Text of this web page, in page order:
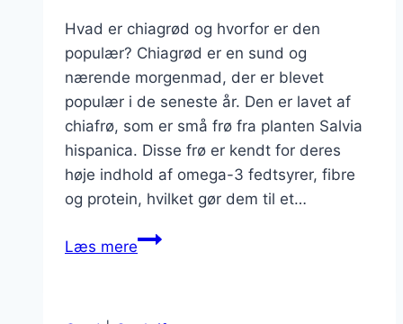
Hvad er chiagrød og hvorfor er den
populær? Chiagrød er en sund og
nærende morgenmad, der er blevet
populær i de seneste år. Den er lavet af
chiafrø, som er små frø fra planten Salvia
hispanica. Disse frø er kendt for deres
høje indhold af omega-3 fedtsyrer, fibre
og protein, hvilket gør dem til et…
Læs mereChiagrød